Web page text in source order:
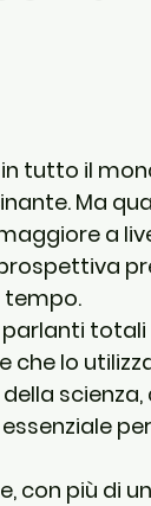
tutto il
Ma
a
tempo.
totali
che lo
con più di